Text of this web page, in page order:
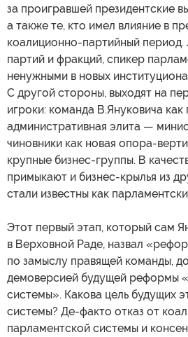
за проигравшей президентские
а также те, кто имел влияние в
коалиционно-партийный период.
партий и фракций, спикер
ненужными в новых
С другой стороны, выходят на
игроки: команда В.Януковича как
административная элита —
чиновники как новая опора-
крупные бизнес-группы. В
примыкают и бизнес-крылья из
стали известны как
Этот первый этап, который сам
в Верховной Раде, назвал
по замыслу правящей команды,
демоверсией будущей реформы
системы». Какова цель будущих
системы? Де-факто отказ от
парламентской системы и